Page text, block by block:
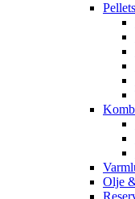
Olje